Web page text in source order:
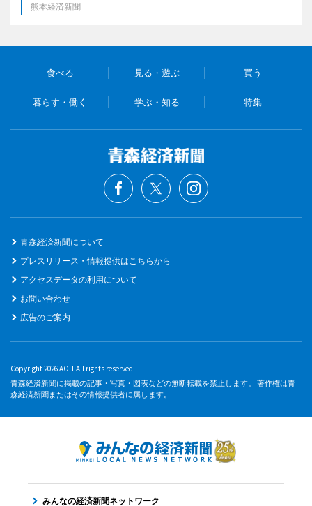
熊本経済新聞
食べる 見る・遊ぶ 買う
暮らす・働く 学ぶ・知る 特集
青森経済新聞について
プレスリリース・情報提供はこちらから
アクセスデータの利用について
お問い合わせ
広告のご案内
Copyright 2026 AOIT All rights reserved.
青森経済新聞に掲載の記事・写真・図表などの無断転載を禁止します。 著作権は青
森経済新聞またはその情報提供者に属します。
みんなの経済新聞ネットワーク